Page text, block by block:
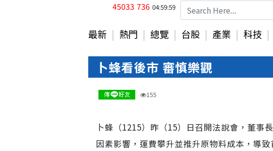
45033 736 04:59:59
最新 熱門 總覽 台股 產業 科技
卜蜂看後市 審慎樂觀
155
卜蜂（1215）昨（15）日召開法說會，董事
因素影響，運費攀升並推升原物料成本，導